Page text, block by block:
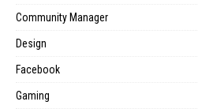
Community Manager
Design
Facebook
Gaming